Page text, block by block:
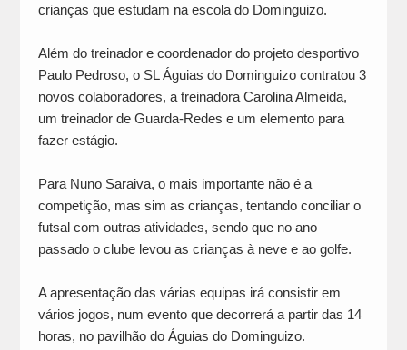
crianças que estudam na escola do Dominguizo.
Além do treinador e coordenador do projeto desportivo
Paulo Pedroso, o SL Águias do Dominguizo contratou 3
novos colaboradores, a treinadora Carolina Almeida,
um treinador de Guarda-Redes e um elemento para
fazer estágio.
Para Nuno Saraiva, o mais importante não é a
competição, mas sim as crianças, tentando conciliar o
futsal com outras atividades, sendo que no ano
passado o clube levou as crianças à neve e ao golfe.
A apresentação das várias equipas irá consistir em
vários jogos, num evento que decorrerá a partir das 14
horas, no pavilhão do Águias do Dominguizo.